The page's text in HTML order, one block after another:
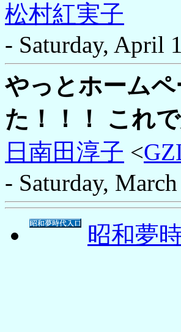
松村紅実子
- Saturday, April
やっとホーム
た！！！ これ
日南田淳子 <
- Saturday,
昭和夢